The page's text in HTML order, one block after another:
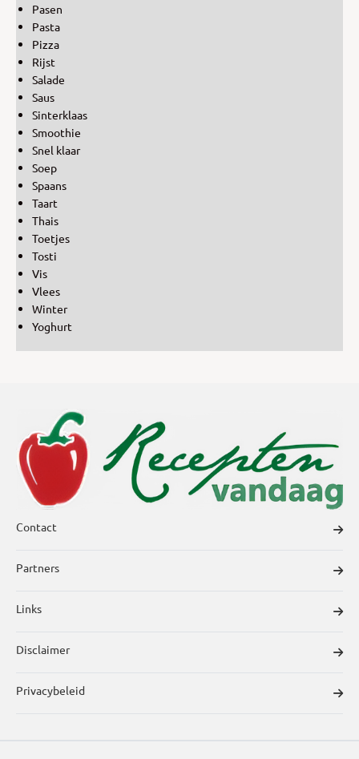
Pasen
Pasta
Pizza
Rijst
Salade
Saus
Sinterklaas
Smoothie
Snel klaar
Soep
Spaans
Taart
Thais
Toetjes
Tosti
Vis
Vlees
Winter
Yoghurt
Contact
Partners
Links
Disclaimer
Privacybeleid